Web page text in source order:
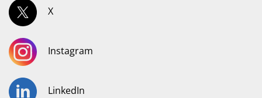
X
Instagram
LinkedIn